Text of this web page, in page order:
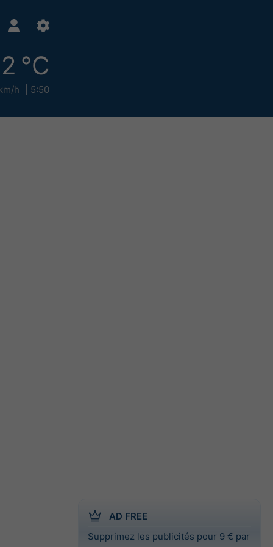
°C
h 5:50
AD FREE
Supprimez les publicités pour 9 € par